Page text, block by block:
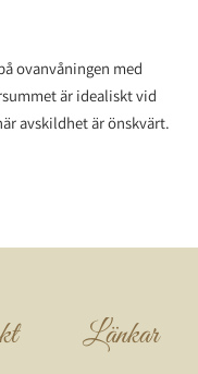
ovanvåningen med
är idealiskt vid
avskildhet är önskvärt.
Länkar